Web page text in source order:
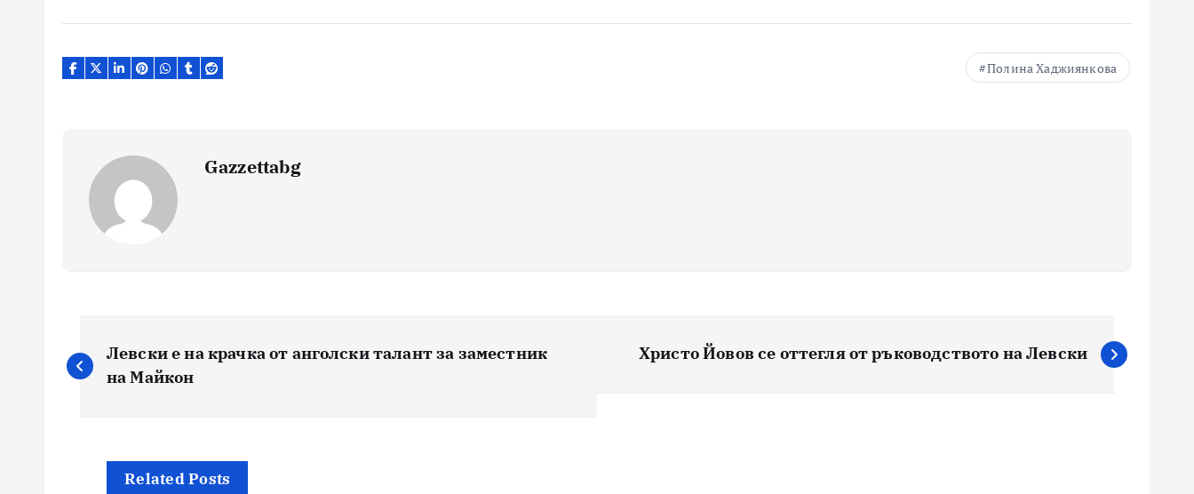
Полина Хаджиянкова
Gazzettabg
Навигация
Левски е на крачка от анголски талант за заместник
на Майкон
Христо Йовов се оттегля от ръководството на Левски
Related Posts